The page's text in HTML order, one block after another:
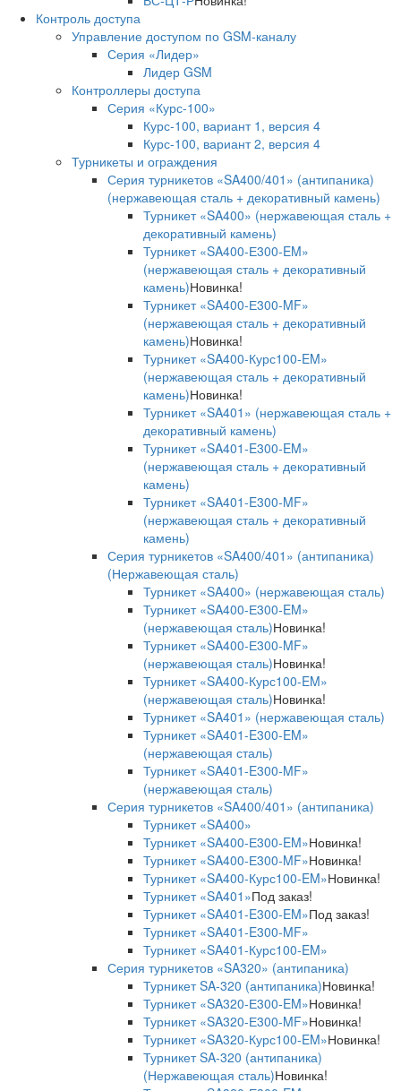
Контроль доступа
Управление доступом по GSM-каналу
Серия «Лидер»
Лидер GSM
Контроллеры доступа
Серия «Курс-100»
Курс-100, вариант 1, версия 4
Курс-100, вариант 2, версия 4
Турникеты и ограждения
Серия турникетов «SA400/401» (антипаника)
(нержавеющая сталь + декоративный камень)
Турникет «SA400» (нержавеющая сталь +
декоративный камень)
Турникет «SA400-Е300-EM»
(нержавеющая сталь + декоративный
камень)Новинка!
Турникет «SA400-Е300-MF»
(нержавеющая сталь + декоративный
камень)Новинка!
Турникет «SA400-Курс100-EM»
(нержавеющая сталь + декоративный
камень)Новинка!
Турникет «SA401» (нержавеющая сталь +
декоративный камень)
Турникет «SA401-E300-EM»
(нержавеющая сталь + декоративный
камень)
Турникет «SA401-E300-MF»
(нержавеющая сталь + декоративный
камень)
Серия турникетов «SA400/401» (антипаника)
(Нержавеющая сталь)
Турникет «SA400» (нержавеющая сталь)
Турникет «SA400-Е300-EM»
(нержавеющая сталь)Новинка!
Турникет «SA400-Е300-MF»
(нержавеющая сталь)Новинка!
Турникет «SA400-Курс100-EM»
(нержавеющая сталь)Новинка!
Турникет «SA401» (нержавеющая сталь)
Турникет «SA401-E300-EM»
(нержавеющая сталь)
Турникет «SA401-E300-MF»
(нержавеющая сталь)
Серия турникетов «SA400/401» (антипаника)
Турникет «SA400»
Турникет «SA400-Е300-EM»Новинка!
Турникет «SA400-Е300-MF»Новинка!
Турникет «SA400-Курс100-EM»Новинка!
Турникет «SA401»Под заказ!
Турникет «SA401-E300-EM»Под заказ!
Турникет «SA401-E300-MF»
Турникет «SA401-Курс100-EM»
Серия турникетов «SA320» (антипаника)
Турникет SA-320 (антипаника)Новинка!
Турникет «SA320-Е300-EM»Новинка!
Турникет «SA320-Е300-MF»Новинка!
Турникет «SA320-Курс100-EM»Новинка!
Турникет SA-320 (антипаника)
(Нержавеющая сталь)Новинка!